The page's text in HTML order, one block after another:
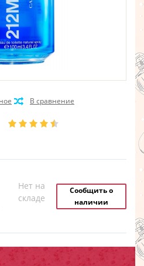
Нет на
складе
Сообщить о
наличии